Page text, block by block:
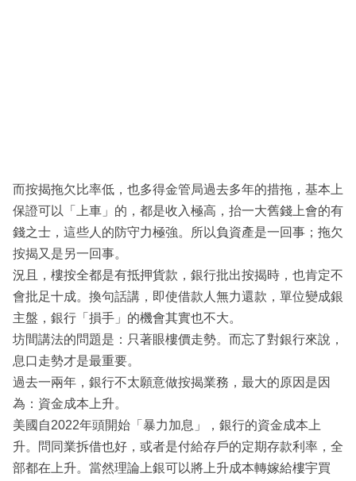
而按揭拖欠比率低，也多得金管局過去多年的措拖，基本上
保證可以「上車」的，都是收入極高，抬一大舊錢上會的有
錢之士，這些人的防守力極強。所以負資產是一回事；拖欠
按揭又是另一回事。
況且，樓按全都是有抵押貨款，銀行批出按揭時，也肯定不
會批足十成。換句話講，即使借款人無力還款，單位變成銀
主盤，銀行「損手」的機會其實也不大。
坊間講法的問題是：只著眼樓價走勢。而忘了對銀行來說，
息口走勢才是最重要。
過去一兩年，銀行不太願意做按揭業務，最大的原因是因
為：資金成本上升。
美國自2022年頭開始「暴力加息」，銀行的資金成本上
升。問同業拆借也好，或者是付給存戶的定期存款利率，全
部都在上升。當然理論上銀可以將上升成本轉嫁給樓宇買